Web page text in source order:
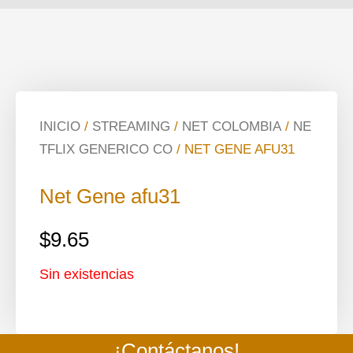
INICIO / STREAMING / NET COLOMBIA / NE
TFLIX GENERICO CO / NET GENE AFU31
Net Gene afu31
$9.65
Sin existencias